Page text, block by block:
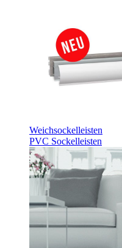
Weichsockelleisten
PVC Sockelleisten